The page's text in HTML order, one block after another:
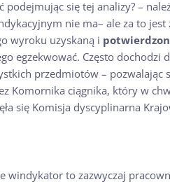
podejmując się tej analizy? –
nie ma– ale za to
wyroku uzyskaną i
egzekwować. Często
przedmiotów –
Komornika ciągnika, który w
się Komisja dyscyplinarna
windykator to zazwyczaj